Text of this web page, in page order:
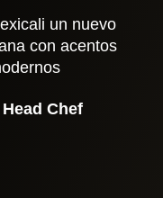
un nuevo
con acentos
Chef